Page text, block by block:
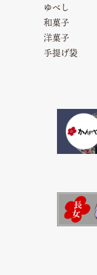
ゆべし
和菓子
洋菓子
手提げ袋